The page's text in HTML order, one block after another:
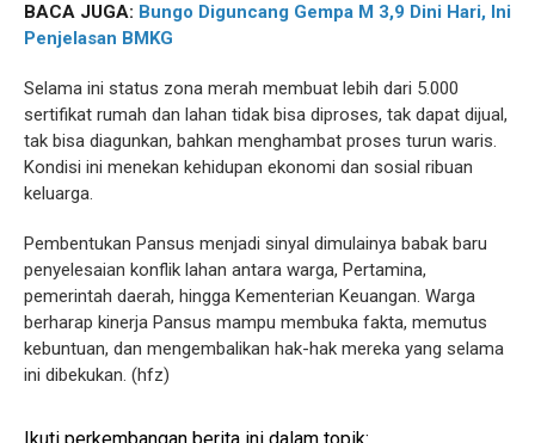
BACA JUGA: Bungo Diguncang Gempa M 3,9 Dini Hari, Ini
Penjelasan BMKG
Selama ini status zona merah membuat lebih dari 5.000
sertifikat rumah dan lahan tidak bisa diproses, tak dapat dijual,
tak bisa diagunkan, bahkan menghambat proses turun waris.
Kondisi ini menekan kehidupan ekonomi dan sosial ribuan
keluarga.
Pembentukan Pansus menjadi sinyal dimulainya babak baru
penyelesaian konflik lahan antara warga, Pertamina,
pemerintah daerah, hingga Kementerian Keuangan. Warga
berharap kinerja Pansus mampu membuka fakta, memutus
kebuntuan, dan mengembalikan hak-hak mereka yang selama
ini dibekukan. (hfz)